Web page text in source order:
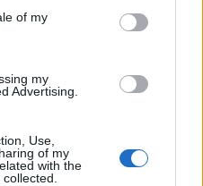
of my
my
Advertising.
Use,
of my
with the
vígjáték)
: Trónok harca
díjak állásátITT